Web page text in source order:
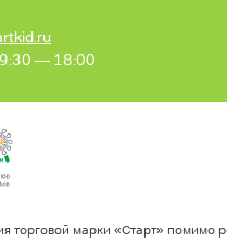
— 18:00
торговой марки «Старт» помимо